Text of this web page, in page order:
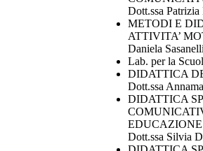
Dott.ssa Patrizia
METODI E
ATTIVITA’
Daniela Sasanelli
Lab. per la
DIDATTICA
Dott.ssa
DIDATTICA
Dott.ssa Silvia